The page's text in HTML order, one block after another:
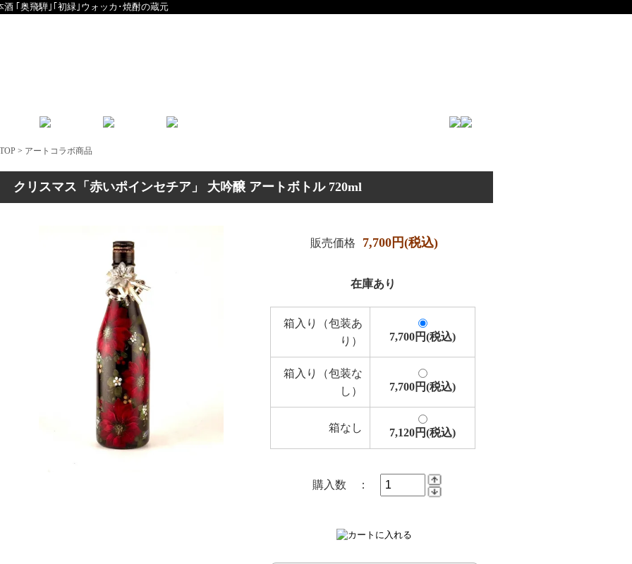
奥飛騨｣｢初緑｣ウォッカ･焼酎の蔵元
TOP > アートコラボ商品
クリスマス「赤いポインセチア」 大吟醸 アートボトル 720ml
販売価格 7,700円(税込)
在庫あり
箱入り（包装あ
り）
7,700円(税込)
箱入り（包装な
し）
7,700円(税込)
箱なし 7,120円(税込)
購入数 ：